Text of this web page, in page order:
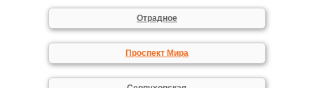
Отрадное
Проспект Мира